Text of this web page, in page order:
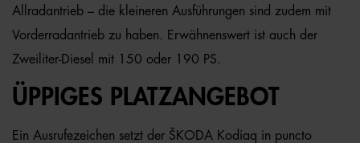
Allradantrieb – die kleineren Ausführungen sind zudem mit
Vorderradantrieb zu haben. Erwähnenswert ist auch der
Zweiliter-Diesel mit 150 oder 190 PS.
ÜPPIGES PLATZANGEBOT
Ein Ausrufezeichen setzt der ŠKODA Kodiaq in puncto